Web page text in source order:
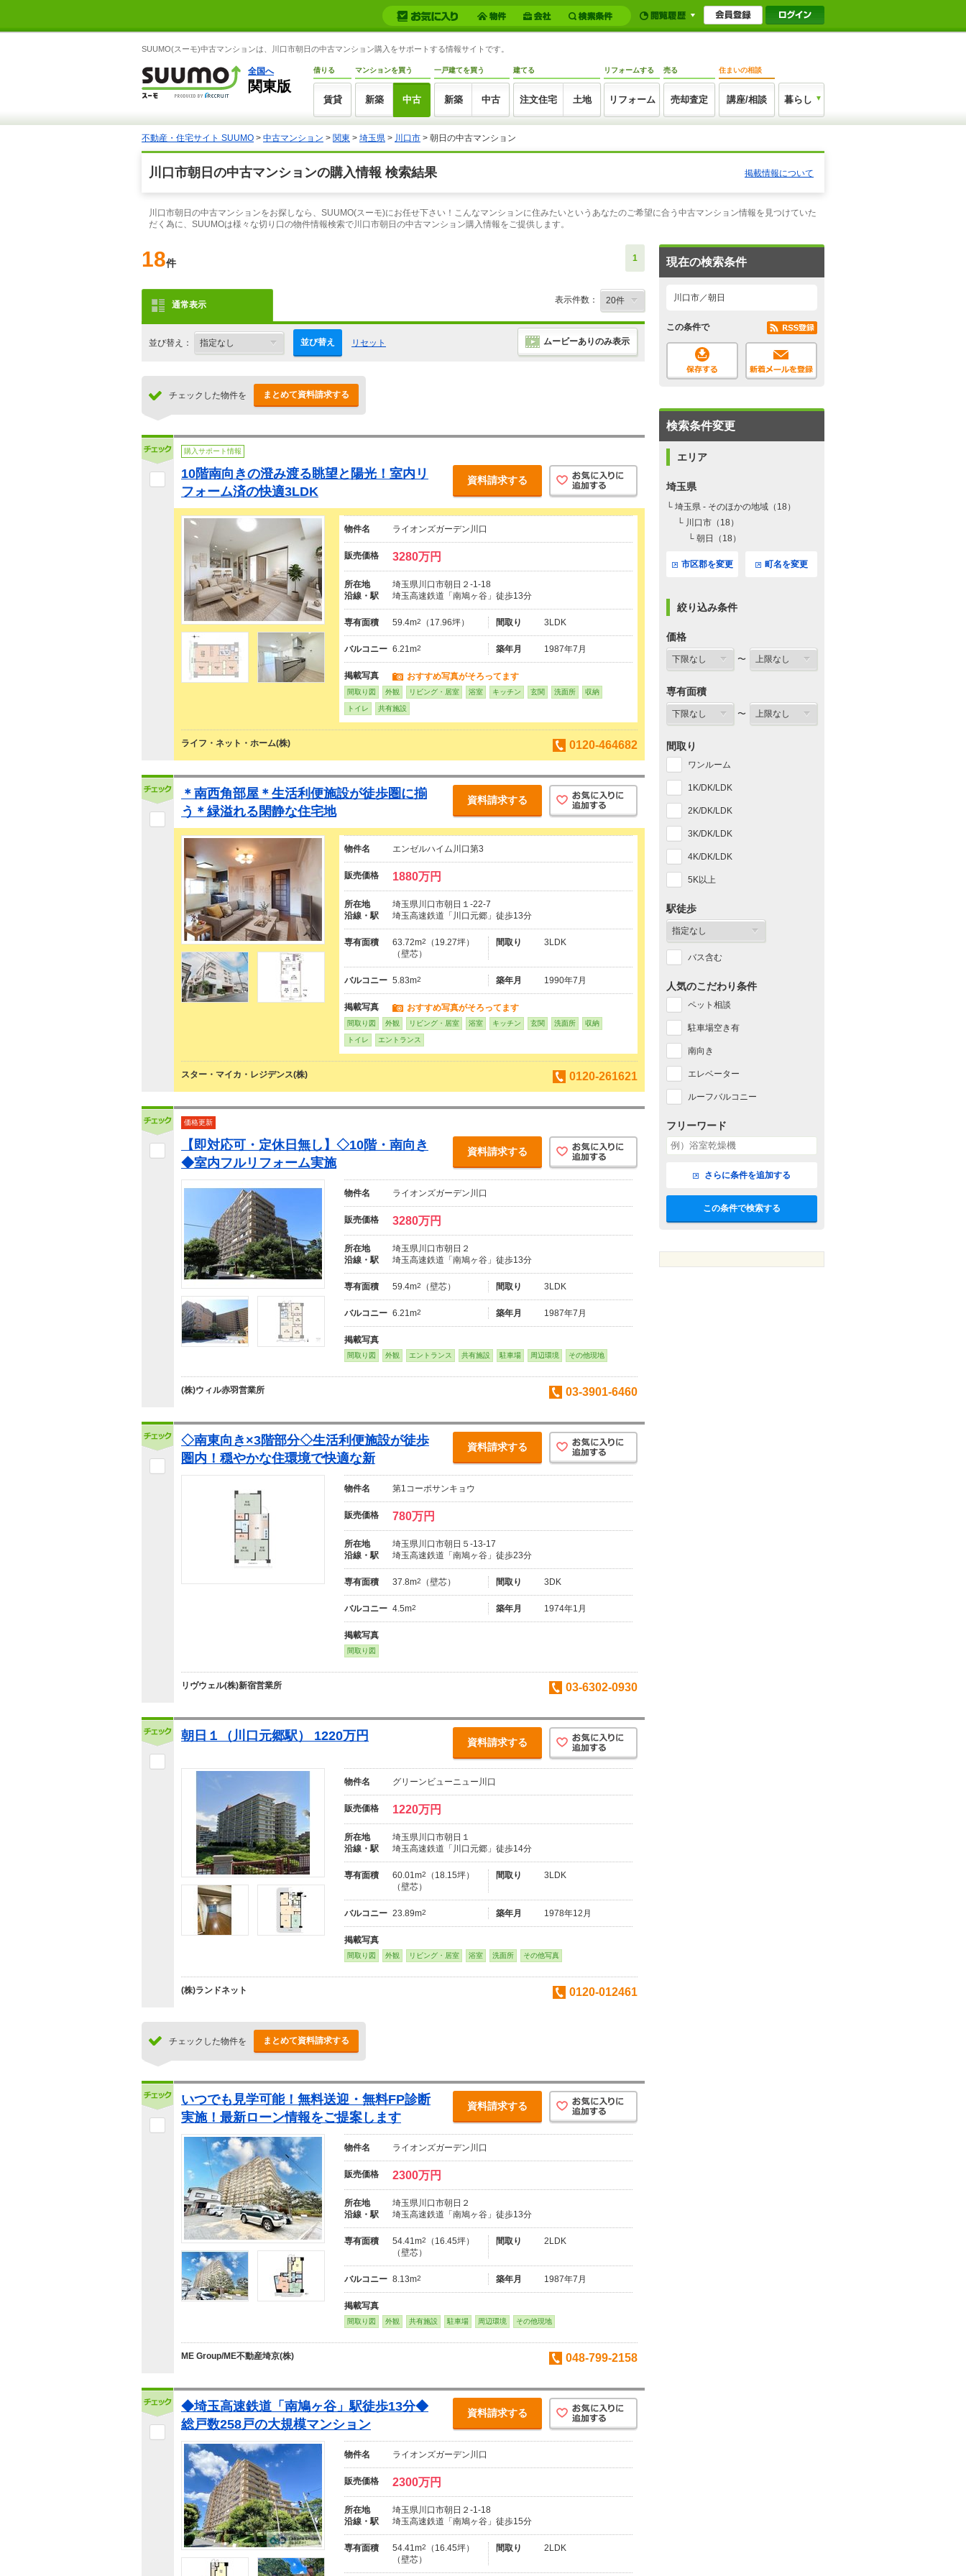
SUUMO(スーモ)中古マンションは、川口市朝日の中古マンション購入をサポートする情報サイトです。
全国へ
関東版
借りる
賃貸
マンションを買う
新築 中古
一戸建てを買う
新築 中古
建てる
注文住宅 土地
リフォームする
リフォーム
売る
売却査定
住まいの相談
講座/相談 暮らし
不動産・住宅サイト SUUMO > 中古マンション > 関東 > 埼玉県 > 川口市 > 朝日の中古マンション
川口市朝日の中古マンションの購入情報 検索結果 掲載情報について
川口市朝日の中古マンションをお探しなら、SUUMO(スーモ)にお任せ下さい！こんなマンションに住みたいというあなたのご希望に合う中古マンション情報を見つけていた
だく為に、SUUMOは様々な切り口の物件情報検索で川口市朝日の中古マンション購入情報をご提供します。
18件 1
通常表示 表示件数：
並び替え： 並び替え リセット ムービーありのみ表示
チェックした物件を まとめて資料請求する
購入サポート情報
10階南向きの澄み渡る眺望と陽光！室内リ
フォーム済の快適3LDK
資料請求する
物件名 ライオンズガーデン川口
販売価格 3280万円
所在地
埼玉県川口市朝日２-1-18
沿線・駅
埼玉高速鉄道「南鳩ヶ谷」徒歩13分
専有面積 59.4m2 （17.96坪） 間取り 3LDK
バルコニー 6.21m2 築年月 1987年7月
掲載写真 おすすめ写真がそろってます
間取り図 外観 リビング・居室 浴室 キッチン 玄関 洗面所 収納
トイレ 共有施設
ライフ・ネット・ホーム(株) 0120-464682
＊南西角部屋＊生活利便施設が徒歩圏に揃
う＊緑溢れる閑静な住宅地
資料請求する
物件名 エンゼルハイム川口第3
販売価格 1880万円
所在地
埼玉県川口市朝日１-22-7
沿線・駅
埼玉高速鉄道「川口元郷」徒歩13分
専有面積 63.72m2
（19.27坪）
（壁芯）
間取り 3LDK
バルコニー 5.83m2 築年月 1990年7月
掲載写真 おすすめ写真がそろってます
間取り図 外観 リビング・居室 浴室 キッチン 玄関 洗面所 収納
トイレ エントランス
スター・マイカ・レジデンス(株) 0120-261621
価格更新
【即対応可・定休日無し】◇10階・南向き
◆室内フルリフォーム実施
資料請求する
物件名 ライオンズガーデン川口
販売価格 3280万円
所在地
埼玉県川口市朝日２
沿線・駅
埼玉高速鉄道「南鳩ヶ谷」徒歩13分
専有面積 59.4m2 （壁芯） 間取り 3LDK
バルコニー 6.21m2 築年月 1987年7月
掲載写真
間取り図 外観 エントランス 共有施設 駐車場 周辺環境 その他現地
(株)ウィル赤羽営業所 03-3901-6460
◇南東向き×3階部分◇生活利便施設が徒歩
圏内！穏やかな住環境で快適な新
資料請求する
物件名 第1コーポサンキョウ
販売価格 780万円
所在地
埼玉県川口市朝日５-13-17
沿線・駅
埼玉高速鉄道「南鳩ヶ谷」徒歩23分
専有面積 37.8m2 （壁芯） 間取り 3DK
バルコニー 4.5m2 築年月 1974年1月
掲載写真
間取り図
リヴウェル(株)新宿営業所 03-6302-0930
朝日１（川口元郷駅） 1220万円 資料請求する
物件名 グリーンビューニュー川口
販売価格 1220万円
所在地
埼玉県川口市朝日１
沿線・駅
埼玉高速鉄道「川口元郷」徒歩14分
専有面積 60.01m2
（18.15坪）
（壁芯）
間取り 3LDK
バルコニー 23.89m2 築年月 1978年12月
掲載写真
間取り図 外観 リビング・居室 浴室 洗面所 その他写真
(株)ランドネット 0120-012461
チェックした物件を まとめて資料請求する
いつでも見学可能！無料送迎・無料FP診断
実施！最新ローン情報をご提案します
資料請求する
物件名 ライオンズガーデン川口
販売価格 2300万円
所在地
埼玉県川口市朝日２
沿線・駅
埼玉高速鉄道「南鳩ヶ谷」徒歩13分
専有面積 54.41m2
（16.45坪）
（壁芯）
間取り 2LDK
バルコニー 8.13m2 築年月 1987年7月
掲載写真
間取り図 外観 共有施設 駐車場 周辺環境 その他現地
ME Group/ME不動産埼京(株) 048-799-2158
◆埼玉高速鉄道「南鳩ヶ谷」駅徒歩13分◆
総戸数258戸の大規模マンション
資料請求する
物件名 ライオンズガーデン川口
販売価格 2300万円
所在地
埼玉県川口市朝日２-1-18
沿線・駅
埼玉高速鉄道「南鳩ヶ谷」徒歩15分
専有面積 54.41m2
（16.45坪）
（壁芯）
間取り 2LDK
現在の検索条件
川口市／朝日
この条件で
検索条件変更
エリア
埼玉県
└ 埼玉県 - そのほかの地域（18）
└ 川口市（18）
└ 朝日（18）
市区郡を変更 町名を変更
絞り込み条件
価格
〜
専有面積
〜
間取り
ワンルーム
1K/DK/LDK
2K/DK/LDK
3K/DK/LDK
4K/DK/LDK
5K以上
駅徒歩
バス含む
人気のこだわり条件
ペット相談
駐車場空き有
南向き
エレベーター
ルーフバルコニー
フリーワード
さらに条件を追加する
この条件で検索する